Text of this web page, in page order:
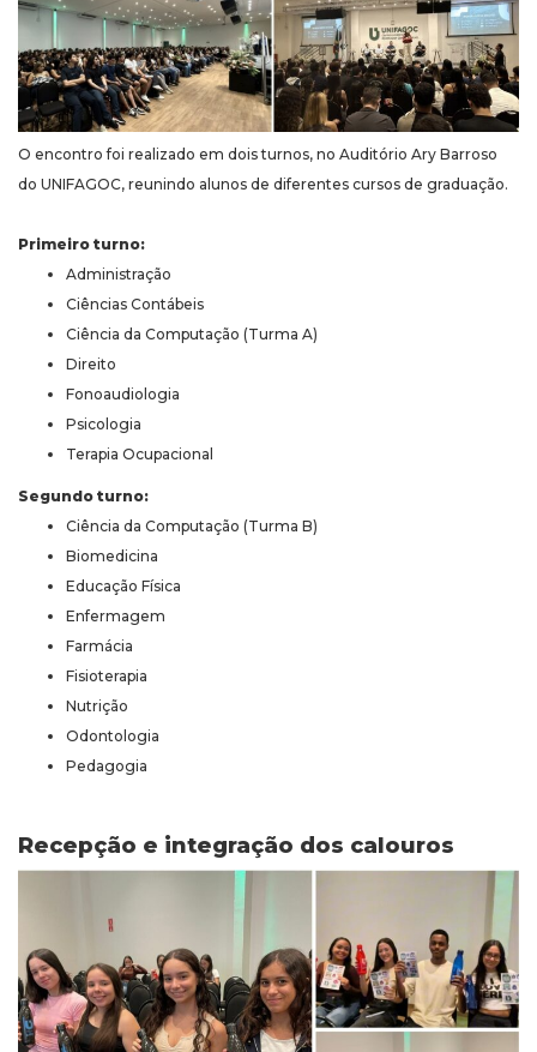
O encontro foi realizado em dois turnos, no Auditório Ary Barroso
do UNIFAGOC, reunindo alunos de diferentes cursos de graduação.
Primeiro turno:
Administração
Ciências Contábeis
Ciência da Computação (Turma A)
Direito
Fonoaudiologia
Psicologia
Terapia Ocupacional
Segundo turno:
Ciência da Computação (Turma B)
Biomedicina
Educação Física
Enfermagem
Farmácia
Fisioterapia
Nutrição
Odontologia
Pedagogia
Recepção e integração dos calouros